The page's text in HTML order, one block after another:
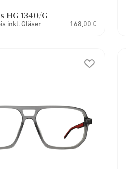
HG 1340/G
inkl. Gläser 168,00 €